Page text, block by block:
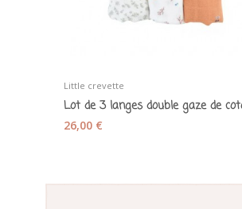
Little crevette
26,00 €